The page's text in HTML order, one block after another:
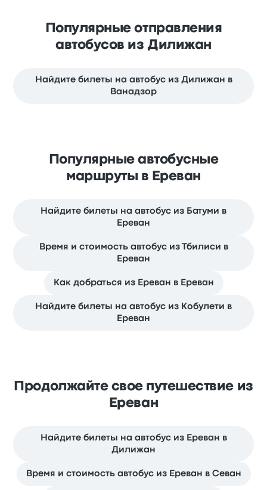
Популярные отправления
автобусов из Дилижан
Найдите билеты на автобус из Дилижан в
Ванадзор
Популярные автобусные
маршруты в Ереван
Найдите билеты на автобус из Батуми в
Ереван
Время и стоимость автобус из Тбилиси в
Ереван
Как добраться из Ереван в Ереван
Найдите билеты на автобус из Кобулети в
Ереван
Продолжайте свое путешествие из
Ереван
Найдите билеты на автобус из Ереван в
Дилижан
Время и стоимость автобус из Ереван в Севан